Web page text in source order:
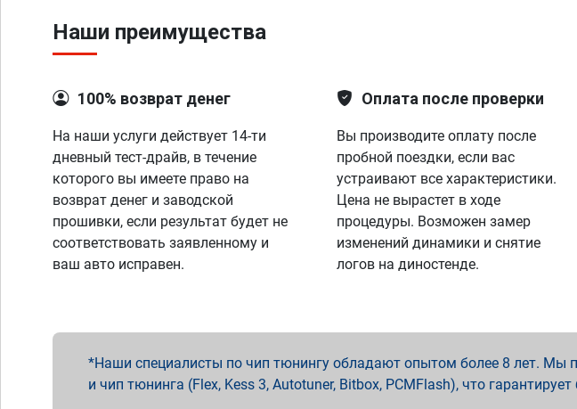
Наши преимущества
100% возврат денег
На наши услуги действует 14-ти
дневный тест-драйв, в течение
которого вы имеете право на
возврат денег и заводской
прошивки, если результат будет не
соответствовать заявленному и
ваш авто исправен.
Оплата после проверки
Вы производите оплату после
пробной поездки, если вас
устраивают все характеристики.
Цена не вырастет в ходе
процедуры. Возможен замер
изменений динамики и снятие
логов на диностенде.
Наши специалисты по чип тюнингу обладают опытом более 8 лет. Мы
и чип тюнинга (Flex, Kess 3, Autotuner, Bitbox, PCMFlash), что